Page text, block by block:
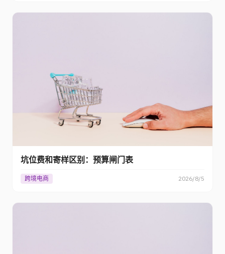
坑位费和寄样区别：预算闸门表
跨境电商 2026/8/5